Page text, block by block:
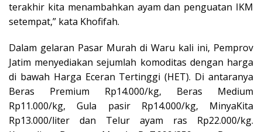
terakhir kita menambahkan ayam dan penguatan IKM
setempat,” kata Khofifah.
Dalam gelaran Pasar Murah di Waru kali ini, Pemprov
Jatim menyediakan sejumlah komoditas dengan harga
di bawah Harga Eceran Tertinggi (HET). Di antaranya
Beras Premium Rp14.000/kg, Beras Medium
Rp11.000/kg, Gula pasir Rp14.000/kg, MinyaKita
Rp13.000/liter dan Telur ayam ras Rp22.000/kg.